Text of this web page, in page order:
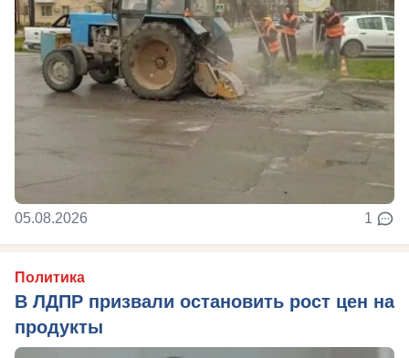
05.08.2026 1
Политика
В ЛДПР призвали остановить рост цен на
продукты